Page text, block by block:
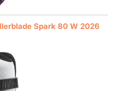
Spark 80 W 2026